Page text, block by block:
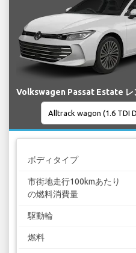
Volkswagen Passat Estate レ
ボディタイプ
市街地走行100kmあたり
の燃料消費量
駆動輪
燃料